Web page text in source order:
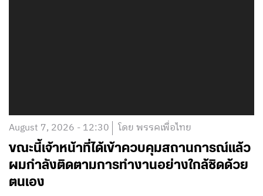
August 7, 2026 - 12:30 โดย พรรคเพื่อไทย
ขณะนี้เจ้าหน้าที่ได้เข้าควบคุมสถานการณ์แล้ว
ผมกำลังติดตามการทำงานอย่างใกล้ชิดด้วย
ตนเอง